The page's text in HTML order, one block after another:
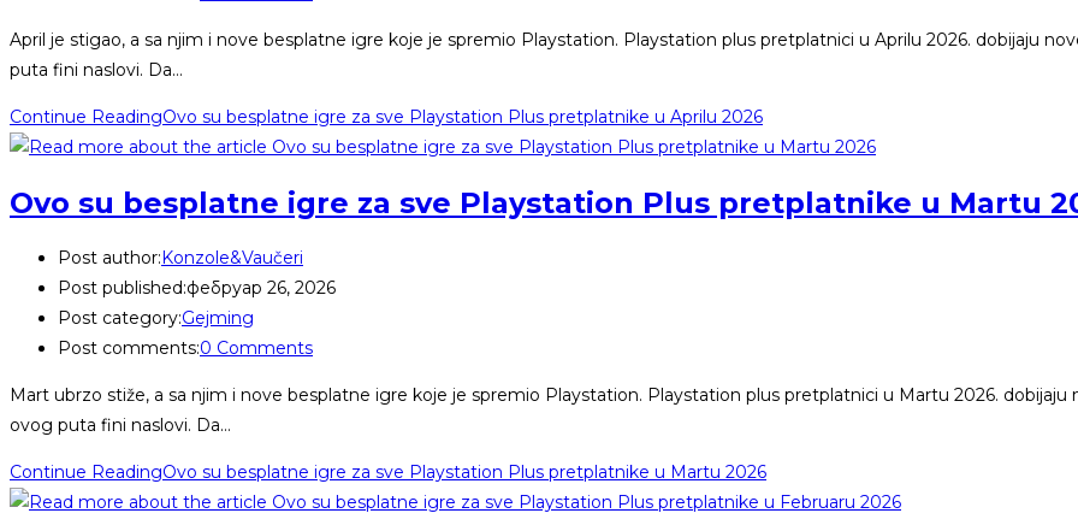
April je stigao, a sa njim i nove besplatne igre koje je spremio Playstation. Playstation plus pretplatnici u Aprilu 2026. dobijaju
puta fini naslovi. Da…
Continue ReadingOvo su besplatne igre za sve Playstation Plus pretplatnike u Aprilu 2026
Ovo su besplatne igre za sve Playstation Plus pretplatnike u Martu
Post author:Konzole&Vaučeri
Post published:фебруар 26, 2026
Post category:Gejming
Post comments:0 Comments
Mart ubrzo stiže, a sa njim i nove besplatne igre koje je spremio Playstation. Playstation plus pretplatnici u Martu 2026. dobijaju
ovog puta fini naslovi. Da…
Continue ReadingOvo su besplatne igre za sve Playstation Plus pretplatnike u Martu 2026